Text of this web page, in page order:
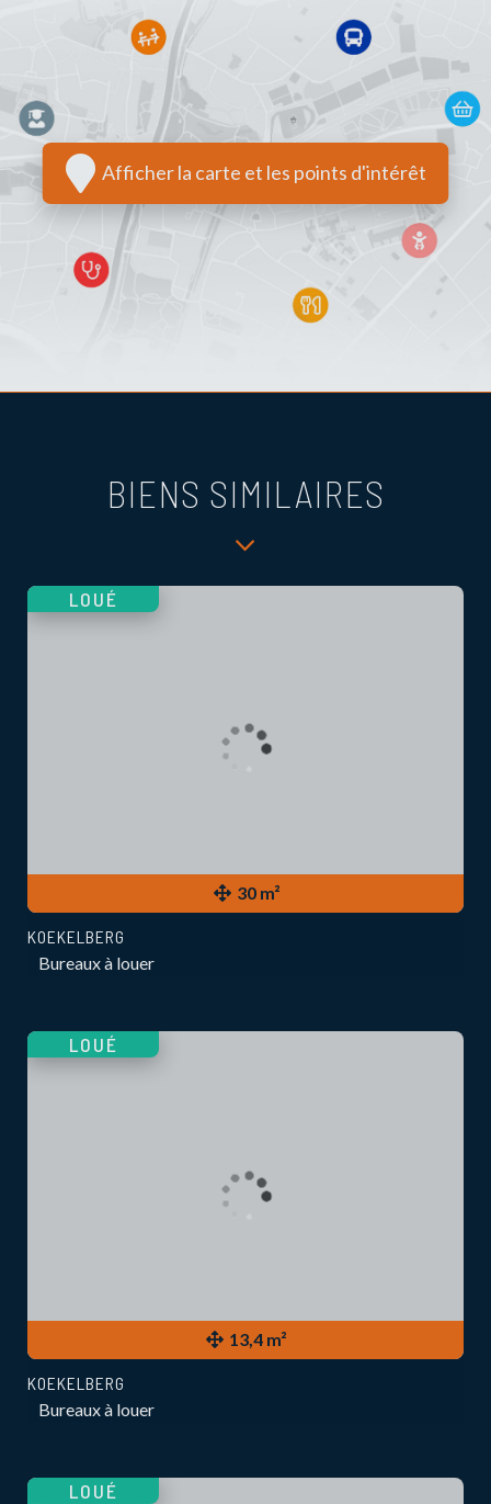
Afficher la carte et les points d'intérêt
BIENS SIMILAIRES
30 m²
LOUÉ
KOEKELBERG
Bureaux à louer
13,4 m²
LOUÉ
KOEKELBERG
Bureaux à louer
LOUÉ